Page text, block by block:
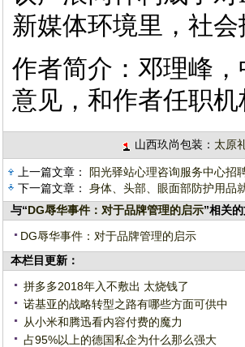
新媒体环境里，社
作者简介：邓理峰
意见，和作者任职
山西玖尚包装： 太原
上一篇文章： 阳光驿站心理咨询服务中心招
下一篇文章： 身体、头部、眼面部防护用品
与“DG辱华事件：对于品牌管理的启示”相关的
DG辱华事件：对于品牌管理的启示
本栏目更新：
拼多多2018年入不敷出 太烧钱了
诺基亚的战略转型之路有哪些方面可供中
从小米和腾迅看内容付费的魔力
占95%以上的德国私企为什么那么强大